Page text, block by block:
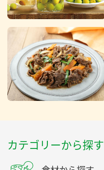
カテゴリーから探す